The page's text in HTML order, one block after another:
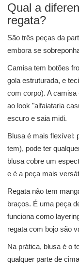
Qual a
regata?
São três peças da
embora se
Camisa tem botões
gola estruturada, e
com corpo). A
ao look "alfaiataria
escuro e saia midi.
Blusa é mais flexível:
tem), pode ter
blusa cobre um
e é a peça mais
Regata não tem
braços. É uma peça
funciona como
regata com bojo são
Na prática, blusa é o
qualquer parte de